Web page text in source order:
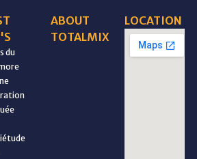
du
ABOUT
TOTALMIX
LOCATION